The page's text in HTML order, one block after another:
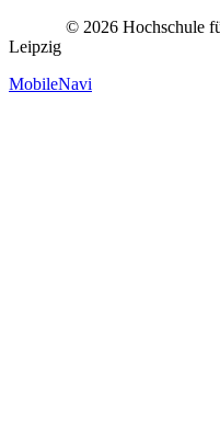
© 2026 Hochschule
Leipzig
MobileNavi